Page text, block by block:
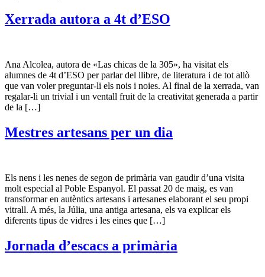
Xerrada autora a 4t d’ESO
Ana Alcolea, autora de «Las chicas de la 305», ha visitat els
alumnes de 4t d’ESO per parlar del llibre, de literatura i de tot allò
que van voler preguntar-li els nois i noies. Al final de la xerrada, van
regalar-li un trivial i un ventall fruit de la creativitat generada a partir
de la […]
Mestres artesans per un dia
Els nens i les nenes de segon de primària van gaudir d’una visita
molt especial al Poble Espanyol. El passat 20 de maig, es van
transformar en autèntics artesans i artesanes elaborant el seu propi
vitrall. A més, la Júlia, una antiga artesana, els va explicar els
diferents tipus de vidres i les eines que […]
Jornada d’escacs a primària